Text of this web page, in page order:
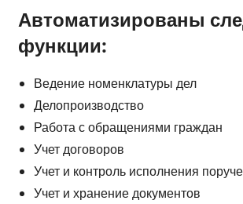
Автоматизированы
функции:
Ведение номенклатуры дел
Делопроизводство
Работа с обращениями граждан
Учет договоров
Учет и контроль исполнения
Учет и хранение документов